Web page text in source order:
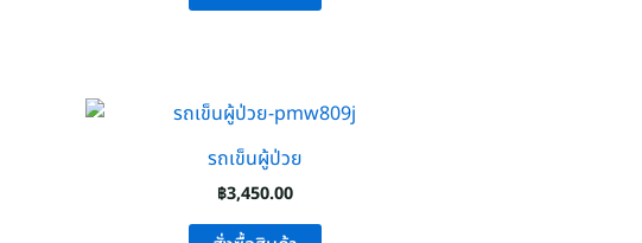
รถเข็นผู้ป่วย
฿3,450.00